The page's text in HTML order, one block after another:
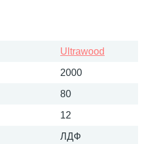
Ultrawood
2000
80
12
ЛДФ